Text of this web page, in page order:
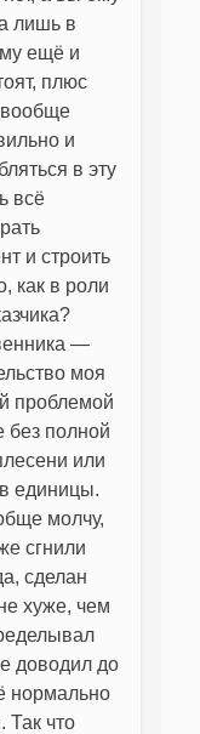
лишь в
ещё и
плюс
вообще
и
в эту
всё
и строить
как в роли
—
моя
проблемой
полной
или
единицы.
молчу,
сгнили
сделан
хуже, чем
доводил до
нормально
что